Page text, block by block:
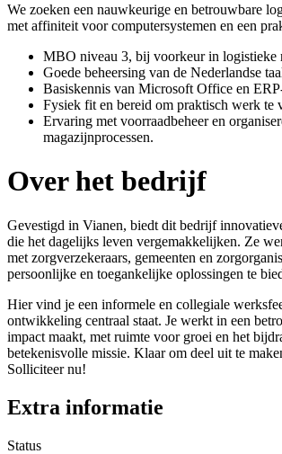
We zoeken een nauwkeurige en betrouwbare
met affiniteit voor computersystemen en een
MBO niveau 3, bij voorkeur in logistieke
Goede beheersing van de Nederlandse
Basiskennis van Microsoft Office en
Fysiek fit en bereid om praktisch werk te
Ervaring met voorraadbeheer en
magazijnprocessen.
Over het bedrijf
Gevestigd in Vianen, biedt dit bedrijf
die het dagelijks leven vergemakkelijken. Ze
met zorgverzekeraars, gemeenten en
persoonlijke en toegankelijke oplossingen te
Hier vind je een informele en collegiale
ontwikkeling centraal staat. Je werkt in een
impact maakt, met ruimte voor groei en het
betekenisvolle missie. Klaar om deel uit te
Solliciteer nu!
Extra informatie
Status